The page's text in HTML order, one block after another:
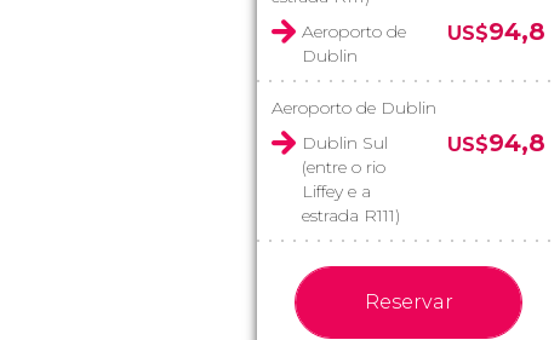
Aeroporto de
Dublin
US$94,8
Aeroporto de Dublin
Dublin Sul
(entre o rio
Liffey e a
estrada R111)
US$94,8
Reservar